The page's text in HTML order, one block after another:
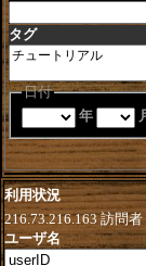
タグ
日付
年
利用状況
216.73.216.163訪問者
ユーザ名